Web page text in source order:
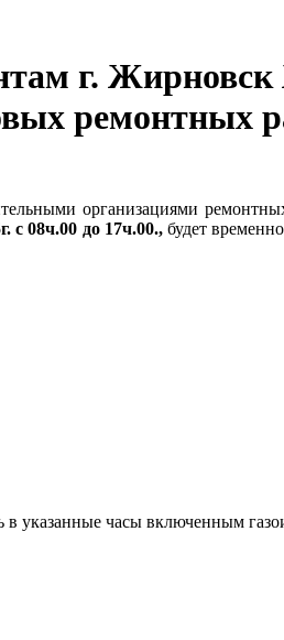
г.
ремонтных
организациями
с 08ч.00 до 17ч.00.,будет
указанные часы включенным